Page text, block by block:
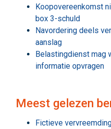
Koopovereenkomst
box 3-schuld
Navordering deels
aanslag
Belastingdienst mag
informatie opvragen
Meest gelezen
Fictieve